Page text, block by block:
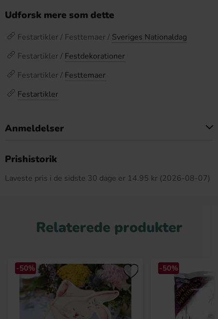
Udforsk mere som dette
Festartikler / Festtemaer / Sveriges Nationaldag
Festartikler / Festdekorationer
Festartikler / Festtemaer
Festartikler
Anmeldelser
Prishistorik
Laveste pris i de sidste 30 dage er 14.95 kr (2026-08-07)
Relaterede produkter
-50% -50%